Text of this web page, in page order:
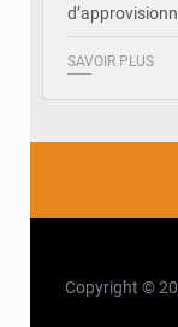
SAVOIR PLUS
Copyright ©